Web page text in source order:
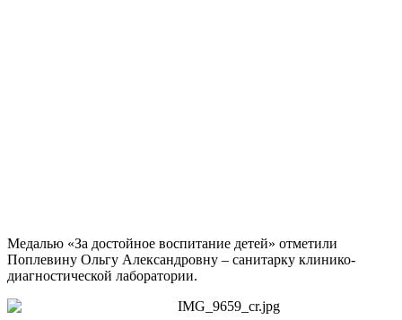
Медалью «За достойное воспитание детей» отметили
Поплевину Ольгу Александровну – санитарку клинико-
диагностической лаборатории.